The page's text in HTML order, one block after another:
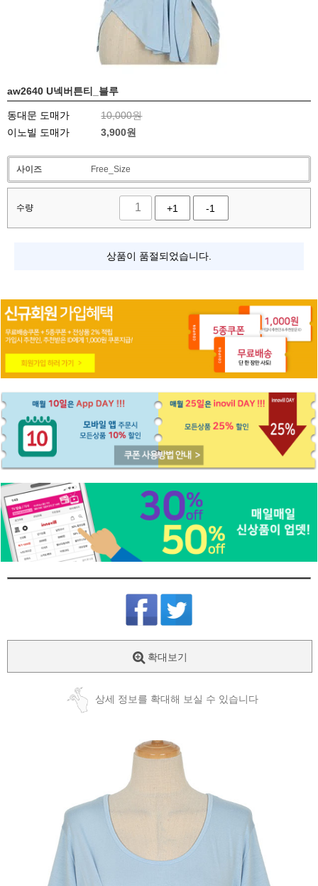
aw2640 U넥버튼티_블루
동대문 도매가
10,000원
이노빌 도매가
3,900원
사이즈 Free_Size
수량 +1 -1
상품이 품절되었습니다.
확대보기
상세 정보를 확대해 보실 수 있습니다